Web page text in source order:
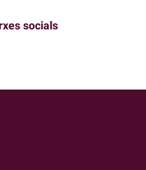
socials